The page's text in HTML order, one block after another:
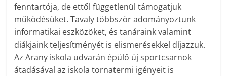
fenntartója, de ettől függetlenül támogatjuk
működésüket. Tavaly többször adományoztunk
informatikai eszközöket, és tanáraink valamint
diákjaink teljesítményét is elismerésekkel díjazzuk.
Az Arany iskola udvarán épülő új sportcsarnok
átadásával az iskola tornatermi igényeit is